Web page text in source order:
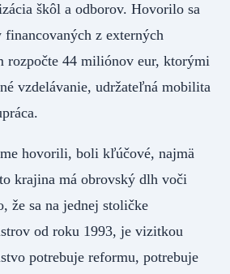
škôl a odborov. Hovorilo sa
z externých
rozpočte 44 miliónov eur, ktorými
vzdelávanie, udržateľná mobilita
hovorili, boli kľúčové, najmä
krajina má obrovský dlh voči
že sa na jednej stoličke
od roku 1993, je vizitkou
potrebuje reformu, potrebuje